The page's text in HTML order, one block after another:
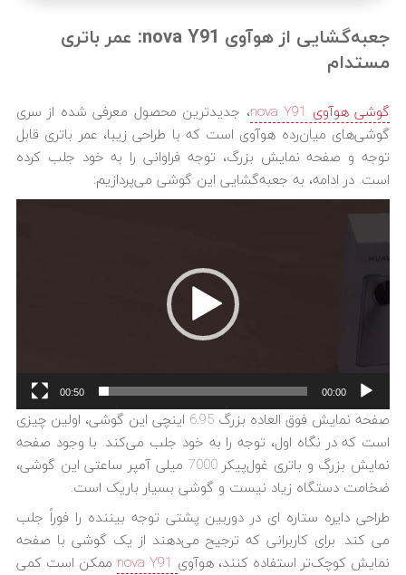
جعبه‌گشایی از هوآوی nova Y91: عمر باتری
مستدام
گوشی هوآوی nova Y91
، جدیدترین محصول معرفی شده از سری
گوشی‌های میان‌رده هوآوی است که با طراحی زیبا، عمر باتری قابل
توجه و صفحه نمایش بزرگ، توجه فراوانی را به خود جلب کرده
است. در ادامه، به جعبه‌گشایی این گوشی می‌پردازیم:
نمایشگر
00:00
00:50
صفحه نمایش فوق العاده بزرگ 6.95 اینچی این گوشی، اولین چیزی
است که در نگاه اول، توجه را به خود جلب می‌کند. با وجود صفحه
نمایش بزرگ و باتری غول‌پیکر 7000 میلی آمپر ساعتی این گوشی،
ضخامت دستگاه زیاد نیست و گوشی بسیار باریک است.
طراحی دایره ستاره ای در دوربین پشتی توجه بیننده را فوراً جلب
می کند. برای کاربرانی که ترجیح می‌دهند از یک گوشی با صفحه
نمایش کوچک‌تر استفاده کنند، هوآوی
ممکن است کمی